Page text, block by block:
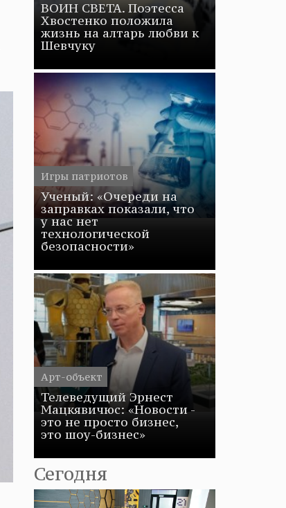
ВОИН СВЕТА. Поэтесса
Хвостенко положила
жизнь на алтарь любви к
Шевчуку
Игры патриотов
Ученый: «Очереди на
заправках показали, что
у нас нет
технологической
безопасности»
Арт-объект
Телеведущий Эрнест
Мацкявичюс: «Новости -
это не просто бизнес,
это шоу-бизнес»
Сегодня